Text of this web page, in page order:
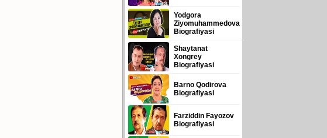
Yodgora
Ziyomuhammedova
Biografiyasi
Shaytanat
Xongrey
Biografiyasi
Barno Qodirova
Biografiyasi
Farziddin Fayozov
Biografiyasi